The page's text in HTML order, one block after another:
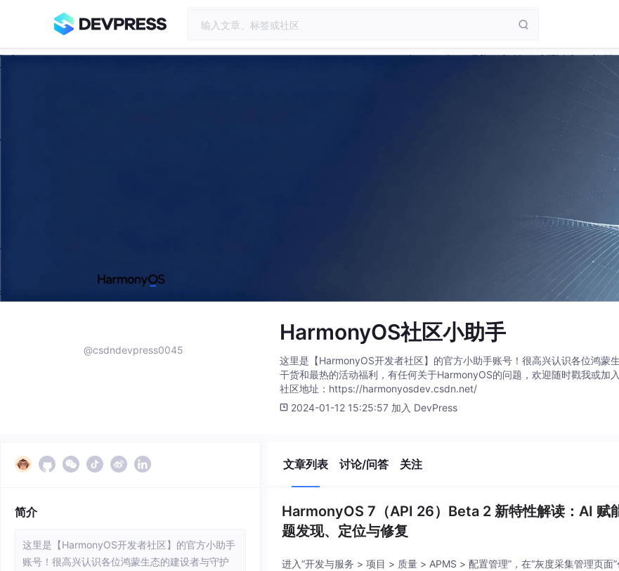
@csdndevpress0045
HarmonyOS社区小助手
这里是【HarmonyOS开发者社区】的官方小助手账号！很高兴认识各位鸿
干货和最热的活动福利，有任何关于HarmonyOS的问题，欢迎随时戳我或加
社区地址：https://harmonyosdev.csdn.net/
2024-01-12 15:25:57 加入 DevPress
简介
这里是【HarmonyOS开发者社区】的官方小助手
账号！很高兴认识各位鸿蒙生态的建设者与守护
文章列表 讨论/问答 关注
HarmonyOS 7（API 26）Beta 2 新特性解读：AI 赋
题发现、定位与修复
进入“开发与服务 > 项目 > 质量 > APMS > 配置管理”，在“灰度采集管理页